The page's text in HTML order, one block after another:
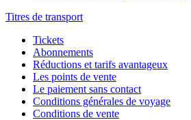
Titres de transport
Tickets
Abonnements
Réductions et tarifs avantageux
Les points de vente
Le paiement sans contact
Conditions générales de voyage
Conditions de vente